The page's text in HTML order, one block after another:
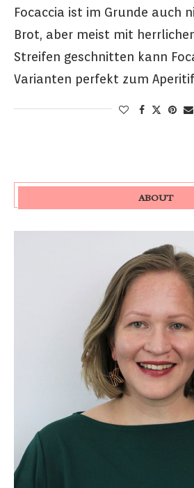
Focaccia ist im Grunde auch
Brot, aber meist mit
Streifen geschnitten kann
Varianten perfekt zum
ABOUT